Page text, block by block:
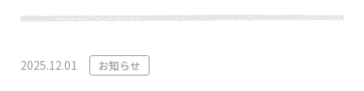
2025.12.01 お知らせ